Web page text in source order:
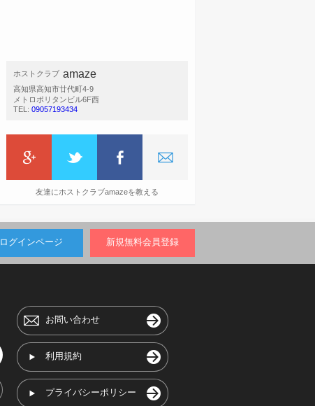
ホストクラブ amaze
高知県高知市廿代町4-9
メトロポリタンビル6F西
TEL: 09057193434
友達にホストクラブamazeを教える
ログインページ 新規無料会員登録
お問い合わせ
利用規約
プライバシーポリシー